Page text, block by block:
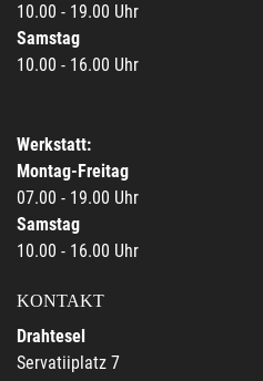
10.00 - 19.00 Uhr
Samstag
10.00 - 16.00 Uhr
Werkstatt:
Montag-Freitag
07.00 - 19.00 Uhr
Samstag
10.00 - 16.00 Uhr
KONTAKT
Drahtesel
Servatiiplatz 7